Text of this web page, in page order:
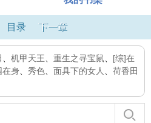
目录 下一章
机甲天王 重生之寻宝鼠
[综]在
在身 秀色 面具下的女人
荷香田